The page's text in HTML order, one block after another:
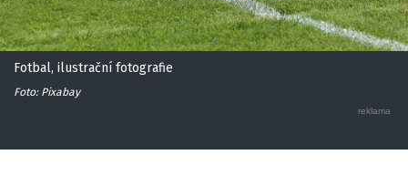
Fotbal, ilustrační fotografie
Foto: Pixabay